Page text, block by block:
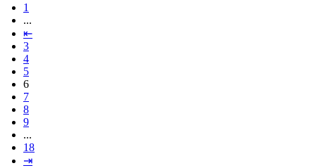
1
...
⇤
3
4
5
6
7
8
9
...
18
⇥